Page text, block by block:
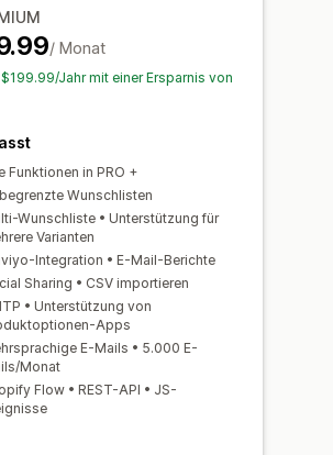
Bestandszähler
/ Monat
Jahr mit einer Ersparnis von
Funktionen in PRO +
Wunschlisten
Wunschliste • Unterstützung für
Varianten
Integration • E-Mail-Berichte
Sharing • CSV importieren
• Unterstützung von
Apps
E-Mails • 5.000 E-
Monat
Flow • REST-API • JS-